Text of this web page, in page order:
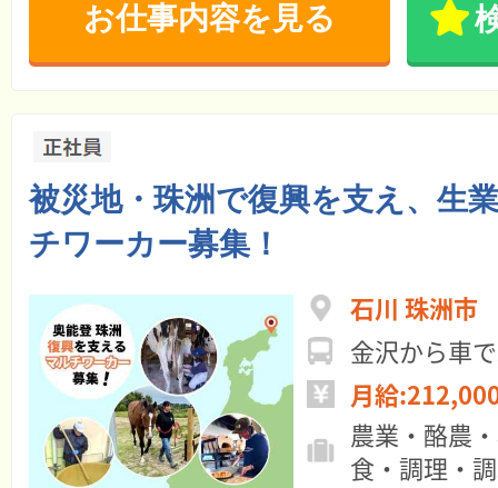
お仕事内容を見る
被災地・珠洲で復興を支え、生
チワーカー募集！
石川 珠洲市
金沢から車
月給
農業・酪農
食・調理・